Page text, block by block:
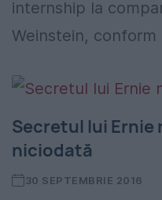
internship la
Weinstein, conform
Secretul lui Ernie
niciodată
30 SEPTEMBRIE 2016